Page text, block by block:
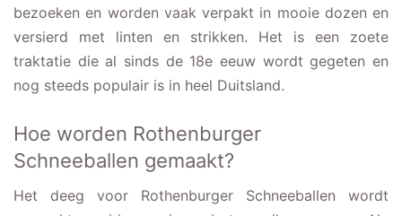
bezoeken en worden vaak verpakt in mooie dozen en
versierd met linten en strikken. Het is een zoete
traktatie die al sinds de 18e eeuw wordt gegeten en
nog steeds populair is in heel Duitsland.
Hoe worden Rothenburger
Schneeballen gemaakt?
Het deeg voor Rothenburger Schneeballen wordt